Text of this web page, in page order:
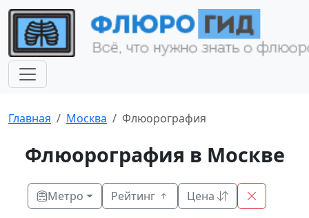
Главная Москва Флюорография
Флюорография в Москве
Метро Рейтинг Цена